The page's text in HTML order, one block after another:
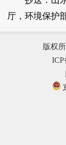
厅，环境保
版权
ICP